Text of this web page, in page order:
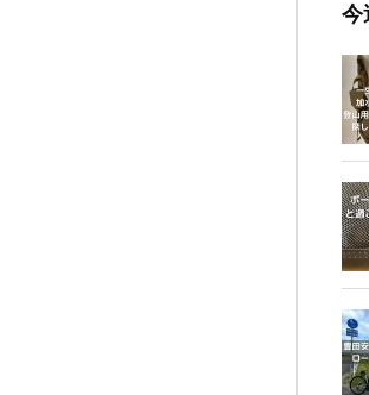
今